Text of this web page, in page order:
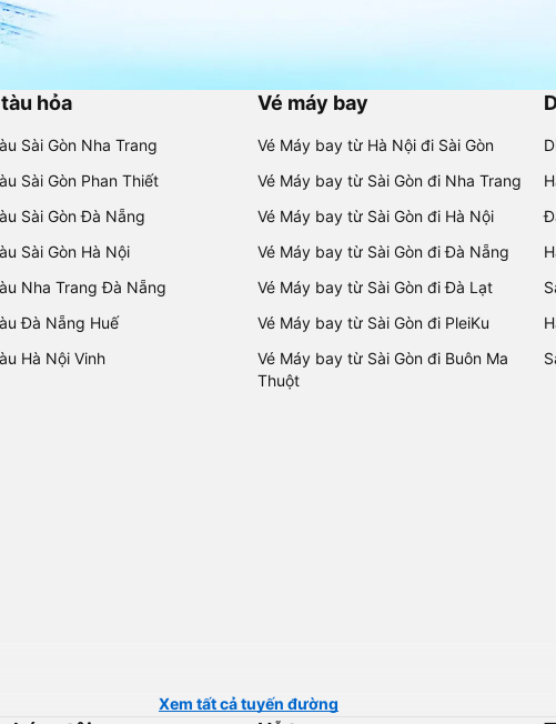
hỏa
Sài Gòn Nha Trang
Sài Gòn Phan Thiết
Sài Gòn Đà Nẵng
Sài Gòn Hà Nội
Nha Trang Đà Nẵng
Đà Nẵng Huế
Hà Nội Vinh
Vé máy bay
Vé Máy bay từ Hà Nội đi Sài Gòn
Vé Máy bay từ Sài Gòn đi Nha Trang
Vé Máy bay từ Sài Gòn đi Hà Nội
Vé Máy bay từ Sài Gòn đi Đà Nẵng
Vé Máy bay từ Sài Gòn đi Đà Lạt
Vé Máy bay từ Sài Gòn đi PleiKu
Vé Máy bay từ Sài Gòn đi Buôn Ma
Thuột
Xem tất cả tuyến đường